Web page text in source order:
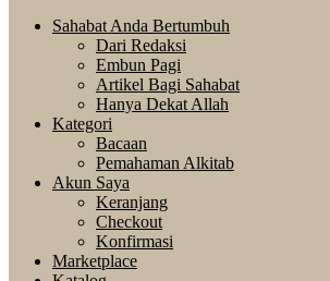
Sahabat Anda Bertumbuh
Dari Redaksi
Embun Pagi
Artikel Bagi Sahabat
Hanya Dekat Allah
Kategori
Bacaan
Pemahaman Alkitab
Akun Saya
Keranjang
Checkout
Konfirmasi
Marketplace